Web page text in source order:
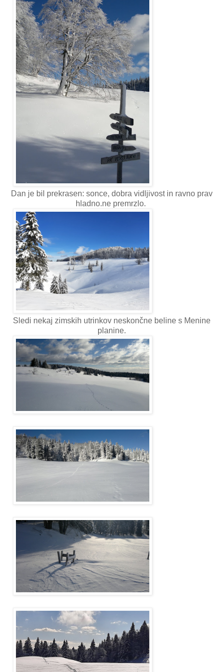
Dan je bil prekrasen: sonce, dobra vidljivost in ravno prav
hladno.ne premrzlo.
Sledi nekaj zimskih utrinkov neskončne beline s Menine
planine.